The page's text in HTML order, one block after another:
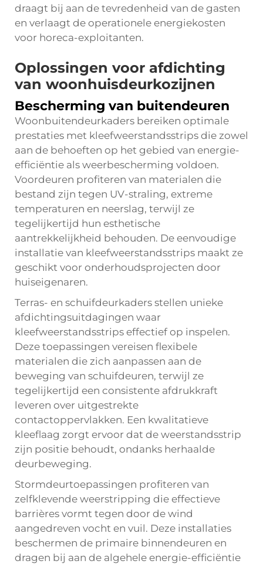
draagt bij aan de tevredenheid van de gasten
en verlaagt de operationele energiekosten
voor horeca-exploitanten.
Oplossingen voor afdichting
van woonhuisdeurkozijnen
Bescherming van buitendeuren
Woonbuitendeurkaders bereiken optimale
prestaties met kleefweerstandsstrips die zowel
aan de behoeften op het gebied van energie-
efficiëntie als weerbescherming voldoen.
Voordeuren profiteren van materialen die
bestand zijn tegen UV-straling, extreme
temperaturen en neerslag, terwijl ze
tegelijkertijd hun esthetische
aantrekkelijkheid behouden. De eenvoudige
installatie van kleefweerstandsstrips maakt ze
geschikt voor onderhoudsprojecten door
huiseigenaren.
Terras- en schuifdeurkaders stellen unieke
afdichtingsuitdagingen waar
kleefweerstandsstrips effectief op inspelen.
Deze toepassingen vereisen flexibele
materialen die zich aanpassen aan de
beweging van schuifdeuren, terwijl ze
tegelijkertijd een consistente afdrukkraft
leveren over uitgestrekte
contactoppervlakken. Een kwalitatieve
kleeflaag zorgt ervoor dat de weerstandsstrip
zijn positie behoudt, ondanks herhaalde
deurbeweging.
Stormdeurtoepassingen profiteren van
zelfklevende weerstripping die effectieve
barrières vormt tegen door de wind
aangedreven vocht en vuil. Deze installaties
beschermen de primaire binnendeuren en
dragen bij aan de algehele energie-efficiëntie